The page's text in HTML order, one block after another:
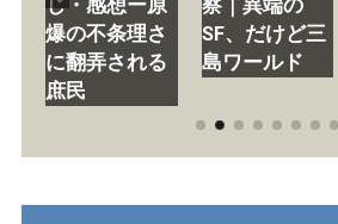
じ・感想ー原
爆の不条理さ
に翻弄される
庶民
察｜異端の
SF、だけど三
島ワールド